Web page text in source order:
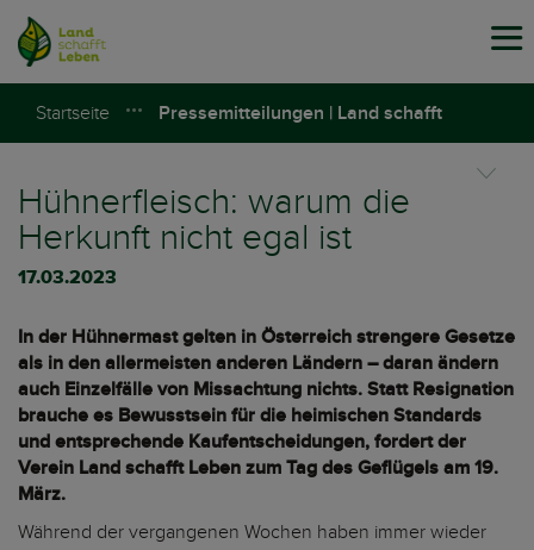
Startseite Pressemitteilungen | Land schafft
Hühnerfleisch: warum die
Herkunft nicht egal ist
17.03.2023
In der Hühnermast gelten in Österreich strengere Gesetze
als in den allermeisten anderen Ländern – daran ändern
auch Einzelfälle von Missachtung nichts. Statt Resignation
brauche es Bewusstsein für die heimischen Standards
und entsprechende Kaufentscheidungen, fordert der
Verein Land schafft Leben zum Tag des Geflügels am 19.
März.
Während der vergangenen Wochen haben immer wieder